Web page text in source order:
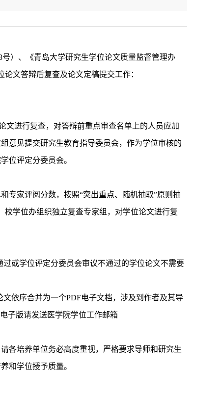
号）、《青岛大学研究生学位论文质量监督管理办
文答辩后复查及论文定稿提交工作：
文进行复查，对答辩前重点审查名单上的人员应加
意见提交研究生教育指导委员会，作为学位审核的
位评定分委员会。
专家评阅分数，按照“突出重点、随机抽取”原则抽
校学位办组织独立复查专家组，对学位论文进行复
或学位评定分委员会审议不通过的学位论文不需要
文依序合并为一个PDF电子文档，涉及到作者及其导
子版请发送医学院学位工作邮箱
各培养单位务必高度重视，严格要求导师和研究生
和学位授予质量。